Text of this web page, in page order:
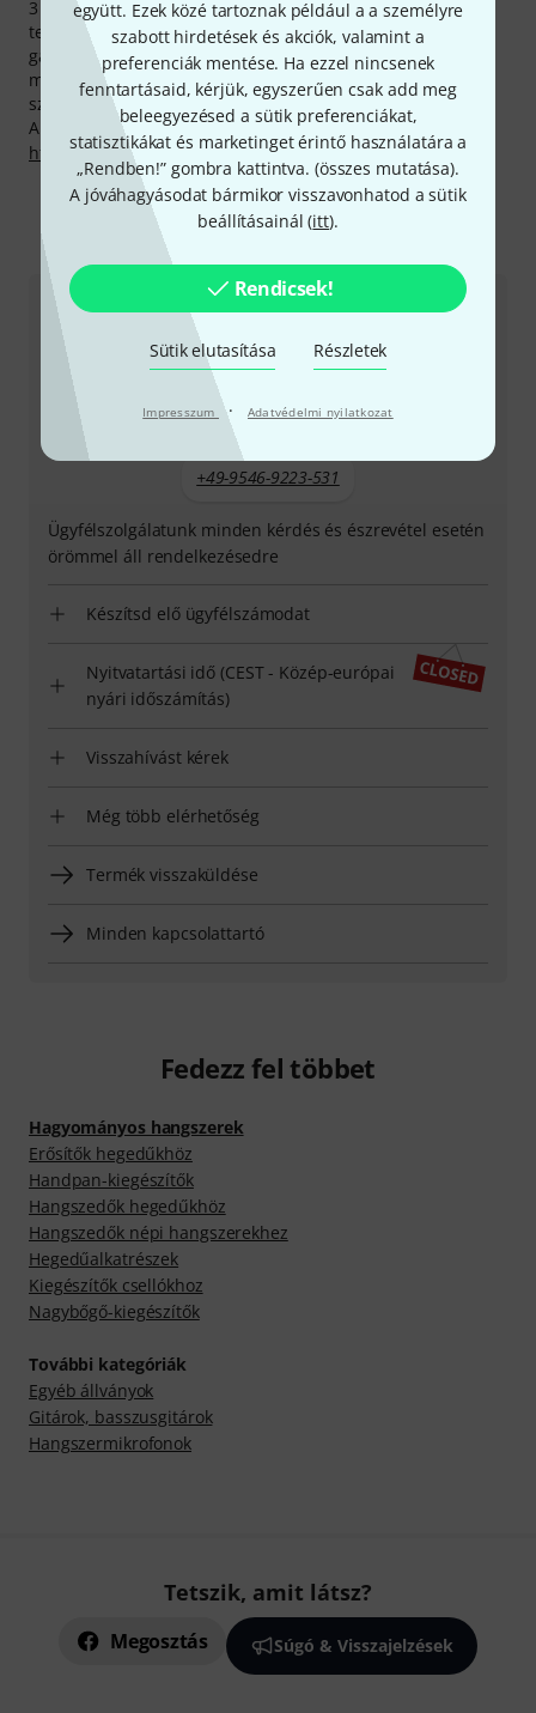
együtt. Ezek közé tartoznak például a a személyre
szabott hirdetések és akciók, valamint a
preferenciák mentése. Ha ezzel nincsenek
fenntartásaid, kérjük, egyszerűen csak add meg
beleegyezésed a sütik preferenciákat,
statisztikákat és marketinget érintő használatára a
„Rendben!” gombra kattintva. (összes mutatása).
A jóváhagyásodat bármikor visszavonhatod a sütik
beállításainál (itt).
Rendicsek!
Sütik elutasítása Részletek
Impresszum · Adatvédelmi nyilatkozat
3 éves Thomann-garanciánk mellett minden Schertler -
termékre biztosítunk egy 30 napos pénzvisszafizetési
garanciát is. Komoly szaktudással rendelkező
munkatársaink ezen felül telephelyünkön további
szolgáltatásokat is készek nyújtani.
A gyártóval kapcsolatban itt találsz bővebb tájékoztatást:
http://www.schertler.com
Így érhetsz el minket
Ügyfélszolgálat - Magyarország
+49-9546-9223-531
Ügyfélszolgálatunk minden kérdés és észrevétel esetén
örömmel áll rendelkezésedre
Készítsd elő ügyfélszámodat
Nyitvatartási idő (CEST - Közép-európai
nyári időszámítás)
Visszahívást kérek
Még több elérhetőség
Termék visszaküldése
Minden kapcsolattartó
Fedezz fel többet
Hagyományos hangszerek
Erősítők hegedűkhöz
Handpan-kiegészítők
Hangszedők hegedűkhöz
Hangszedők népi hangszerekhez
Hegedűalkatrészek
Kiegészítők csellókhoz
Nagybőgő-kiegészítők
További kategóriák
Egyéb állványok
Gitárok, basszusgitárok
Hangszermikrofonok
Tetszik, amit látsz?
Megosztás Súgó & Visszajelzések